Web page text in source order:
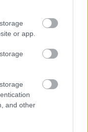
or app.
and other
volna mellé
:-)